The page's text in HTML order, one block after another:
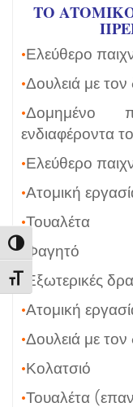
Εναλλαγή Υψηλής
Εναλλαγή Μεγέθους
ΤΟ
•Ελεύθερο
•Δουλειά με
•Δομημένο
ενδιαφέροντα
•Ελεύθερο
•Ατομική
•Τουαλέτα
• Φαγητό
Εξωτερικές
•Ατομική
•Δουλειά με
•Κολατσιό
•Τουαλέτα